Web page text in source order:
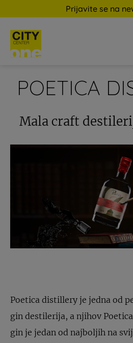
Prijavite se na
POETICA
Mala craft
Poetica distillery je jedna od
gin destilerija, a njihov
gin je jedan od najboljih na